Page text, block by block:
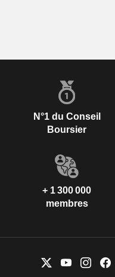
N°1 du Conseil
Boursier
+ 1 300 000
membres